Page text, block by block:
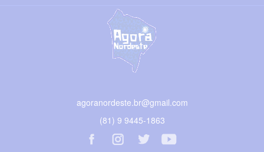
agoranordeste.br@gmail.com
(81) 9 9445-1863